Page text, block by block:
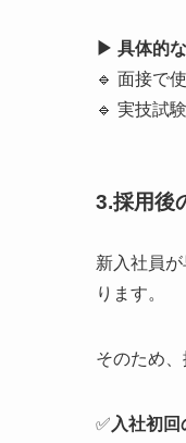
▶︎ 具体的
🔹 面接で
🔹 実技試
3.採用後
新入社員
ります。
そのため
✅ 入社初